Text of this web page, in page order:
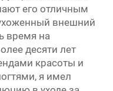
его отличным
внешний
время на
десяти лет
красоты и
я имел